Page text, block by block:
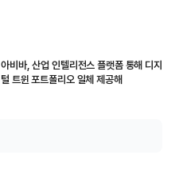
아비바, 산업 인텔리전스 플랫폼 통해 디지
털 트윈 포트폴리오 일체 제공해